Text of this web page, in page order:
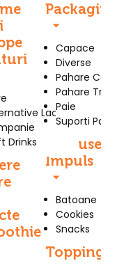
Lactate
Drinks
Packaging
Capace
Diverse
Pahare
Pahare
Paie
Suporti
Produse
Impuls
Batoane
Cookies
Snacks
Topping